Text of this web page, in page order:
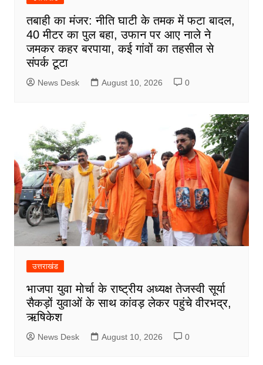
तबाही का मंजर: नीति घाटी के तमक में फटा बादल,
40 मीटर का पुल बहा, उफान पर आए नाले ने
जमकर कहर बरपाया, कई गांवों का तहसील से
संपर्क टूटा
News Desk August 10, 2026 0
उत्तराखंड
भाजपा युवा मोर्चा के राष्ट्रीय अध्यक्ष तेजस्वी सूर्या
सैकड़ों युवाओं के साथ कांवड़ लेकर पहुंचे वीरभद्र,
ऋषिकेश
News Desk August 10, 2026 0